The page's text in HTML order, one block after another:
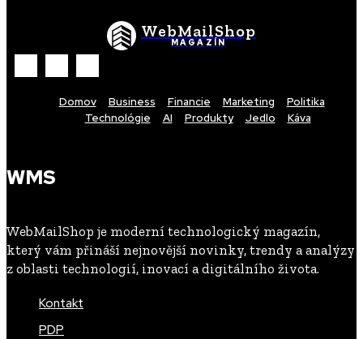
WebMailShop
MAGAZÍN
Domov Business Financie Marketing
Politika
Technológie
AI Produkty Jedlo Káva
WMS
WebMailShop je moderní technologický magazín,
který vám přináší nejnovější novinky, trendy a analýzy
z oblasti technologií, inovací a digitálního života.
Kontakt
PDP